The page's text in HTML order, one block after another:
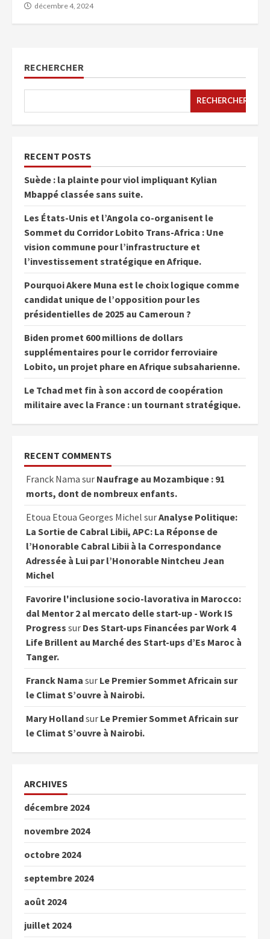
décembre 4, 2024
RECHERCHER
RECHERCHER
RECENT POSTS
Suède : la plainte pour viol impliquant Kylian
Mbappé classée sans suite.
Les États-Unis et l’Angola co-organisent le
Sommet du Corridor Lobito Trans-Africa : Une
vision commune pour l’infrastructure et
l’investissement stratégique en Afrique.
Pourquoi Akere Muna est le choix logique comme
candidat unique de l’opposition pour les
présidentielles de 2025 au Cameroun ?
Biden promet 600 millions de dollars
supplémentaires pour le corridor ferroviaire
Lobito, un projet phare en Afrique subsaharienne.
Le Tchad met fin à son accord de coopération
militaire avec la France : un tournant stratégique.
RECENT COMMENTS
Franck Nama sur Naufrage au Mozambique : 91
morts, dont de nombreux enfants.
Etoua Etoua Georges Michel surAnalyse Politique:
La Sortie de Cabral Libii, APC: La Réponse de
l’Honorable Cabral Libii à la Correspondance
Adressée à Lui par l’Honorable Nintcheu Jean
Michel
Favorire l'inclusione socio-lavorativa in Marocco:
dal Mentor 2 al mercato delle start-up - Work IS
Progress sur Des Start-ups Financées par Work 4
Life Brillent au Marché des Start-ups d’Es Maroc à
Tanger.
Franck Nama sur Le Premier Sommet Africain sur
le Climat S’ouvre à Nairobi.
Mary Hollandsur Le Premier Sommet Africain sur
le Climat S’ouvre à Nairobi.
ARCHIVES
décembre 2024
novembre 2024
octobre 2024
septembre 2024
août 2024
juillet 2024